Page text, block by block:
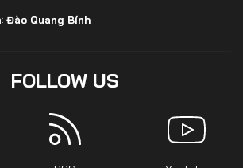
Đào Quang Bính
FOLLOW US